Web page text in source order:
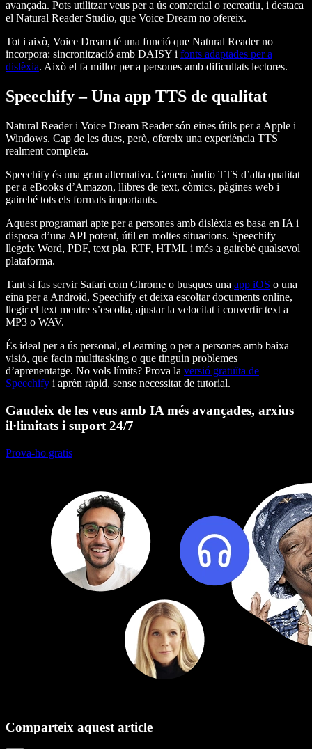
avançada. Pots utilitzar veus per a ús comercial o recreatiu, i destaca
el Natural Reader Studio, que Voice Dream no ofereix.
Tot i això, Voice Dream té una funció que Natural Reader no
incorpora: sincronització amb DAISY i fonts adaptades per a
dislèxia. Això el fa millor per a persones amb dificultats lectores.
Speechify – Una app TTS de qualitat
Natural Reader i Voice Dream Reader són eines útils per a Apple i
Windows. Cap de les dues, però, ofereix una experiència TTS
realment completa.
Speechify és una gran alternativa. Genera àudio TTS d’alta qualitat
per a eBooks d’Amazon, llibres de text, còmics, pàgines web i
gairebé tots els formats importants.
Aquest programari apte per a persones amb dislèxia es basa en IA i
disposa d’una API potent, útil en moltes situacions. Speechify
llegeix Word, PDF, text pla, RTF, HTML i més a gairebé qualsevol
plataforma.
Tant si fas servir Safari com Chrome o busques una app iOS o una
eina per a Android, Speechify et deixa escoltar documents online,
llegir el text mentre s’escolta, ajustar la velocitat i convertir text a
MP3 o WAV.
És ideal per a ús personal, eLearning o per a persones amb baixa
visió, que facin multitasking o que tinguin problemes
d’aprenentatge. No vols límits? Prova la versió gratuïta de
Speechify i aprèn ràpid, sense necessitat de tutorial.
Gaudeix de les veus amb IA més avançades, arxius
il·limitats i suport 24/7
Prova-ho gratis
Comparteix aquest article